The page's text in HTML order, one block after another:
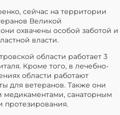
сейчас на территории
Великой
охвачены особой заботой и
власти.
области работает 3
Кроме того, в лечебно-
области работают
для ветеранов. Также они
медикаментами, санаторным
протезирования.